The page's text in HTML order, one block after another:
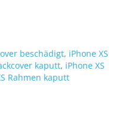
beschädigt, iPhone XS
kaputt, iPhone XS
Rahmen kaputt